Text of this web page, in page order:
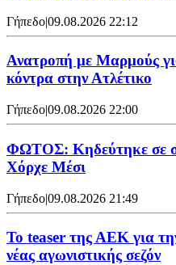
Γήπεδο|09.08.2026 22:12
Ανατροπή με Μαρμούς
κόντρα στην Ατλέτικο
Γήπεδο|09.08.2026 22:00
ΦΩΤΟΣ: Κηδεύτηκε σε
Χόρχε Μέσι
Γήπεδο|09.08.2026 21:49
Το teaser της ΑΕΚ για
νέας αγωνιστικής σεζόν